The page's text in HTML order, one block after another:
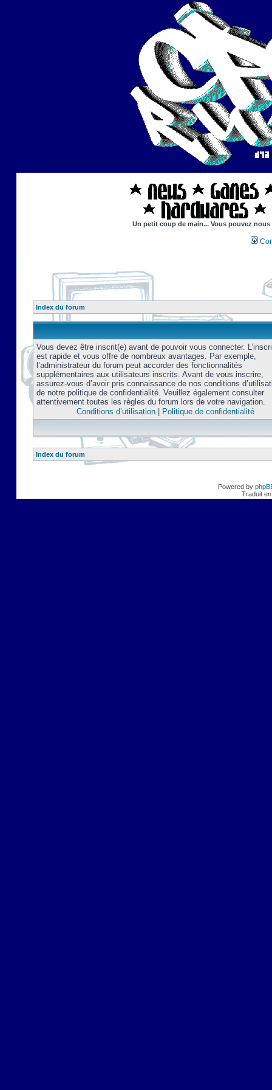
Un petit coup de main... Vous pouvez
Index du forum
Vous devez être inscrit(e) avant de pouvoir vous connecter.
est rapide et vous offre de nombreux avantages. Par exemple,
l’administrateur du forum peut accorder des fonctionnalités
supplémentaires aux utilisateurs inscrits. Avant de vous inscrire,
assurez-vous d’avoir pris connaissance de nos conditions
de notre politique de confidentialité. Veuillez également consulter
attentivement toutes les règles du forum lors de votre navigation.
Conditions d’utilisation| Politique de confidentialité
Index du forum
Powered by
Traduit